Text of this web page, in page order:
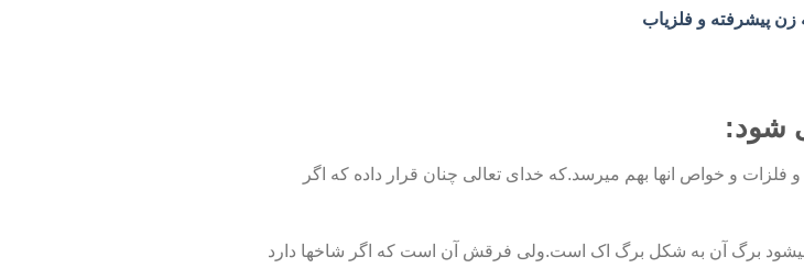
زن پیشرفته و فلزیاب
شود:
فلزات و خواص انها بهم میرسد.که خدای تعالی چنان قرار داده که اگر
میشود برگ آن به شکل برگ اک است.ولی فرقش آن است که اگر شاخها دارد